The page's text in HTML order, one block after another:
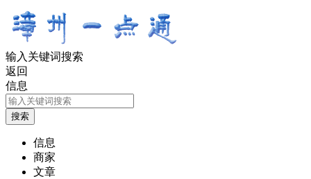
输入关键词搜索
返回
信息
信息
商家
文章